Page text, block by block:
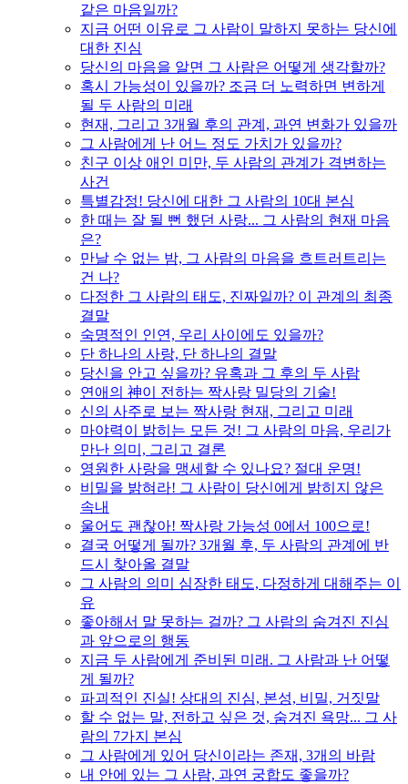
같은 마음일까?
지금 어떤 이유로 그 사람이 말하지 못하는 당신에
대한 진심
당신의 마음을 알면 그 사람은 어떻게 생각할까?
혹시 가능성이 있을까? 조금 더 노력하면 변하게
될 두 사람의 미래
현재, 그리고 3개월 후의 관계, 과연 변화가 있을까
그 사람에게 난 어느 정도 가치가 있을까?
친구 이상 애인 미만, 두 사람의 관계가 격변하는
사건
특별감정! 당신에 대한 그 사람의 10대 본심
한 때는 잘 될 뻔 했던 사랑... 그 사람의 현재 마음
은?
만날 수 없는 밤, 그 사람의 마음을 흐트러트리는
건 나?
다정한 그 사람의 태도, 진짜일까? 이 관계의 최종
결말
숙명적인 인연, 우리 사이에도 있을까?
단 하나의 사랑, 단 하나의 결말
당신을 안고 싶을까? 유혹과 그 후의 두 사람
연애의 神이 전하는 짝사랑 밀당의 기술!
신의 사주로 보는 짝사랑 현재, 그리고 미래
마야력이 밝히는 모든 것! 그 사람의 마음, 우리가
만난 의미, 그리고 결론
영원한 사랑을 맹세할 수 있나요? 절대 운명!
비밀을 밝혀라! 그 사람이 당신에게 밝히지 않은
속내
울어도 괜찮아! 짝사랑 가능성 0에서 100으로!
결국 어떻게 될까? 3개월 후, 두 사람의 관계에 반
드시 찾아올 결말
그 사람의 의미 심장한 태도, 다정하게 대해주는 이
유
좋아해서 말 못하는 걸까? 그 사람의 숨겨진 진심
과 앞으로의 행동
지금 두 사람에게 준비된 미래. 그 사람과 난 어떻
게 될까?
파괴적인 진실! 상대의 진심, 본성, 비밀, 거짓말
할 수 없는 말, 전하고 싶은 것, 숨겨진 욕망... 그 사
람의 7가지 본심
그 사람에게 있어 당신이라는 존재, 3개의 바람
내 안에 있는 그 사람, 과연 궁합도 좋을까?